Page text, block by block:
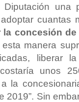
una
cuantas
la concesión
manera
liberar
unos
la
2019”. Sin